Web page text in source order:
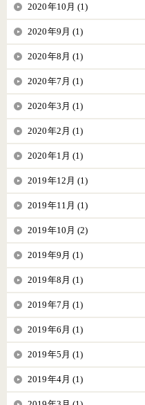
2020年10月 (1)
2020年9月 (1)
2020年8月 (1)
2020年7月 (1)
2020年3月 (1)
2020年2月 (1)
2020年1月 (1)
2019年12月 (1)
2019年11月 (1)
2019年10月 (2)
2019年9月 (1)
2019年8月 (1)
2019年7月 (1)
2019年6月 (1)
2019年5月 (1)
2019年4月 (1)